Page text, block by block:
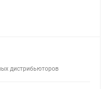
дистрибьюторов